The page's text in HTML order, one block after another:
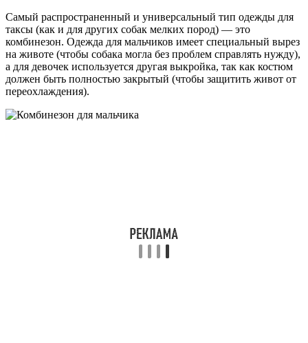
Самый распространенный и универсальный тип одежды для
таксы (как и для других собак мелких пород) — это
комбинезон. Одежда для мальчиков имеет специальный вырез
на животе (чтобы собака могла без проблем справлять нужду),
а для девочек используется другая выкройка, так как костюм
должен быть полностью закрытый (чтобы защитить живот от
переохлаждения).